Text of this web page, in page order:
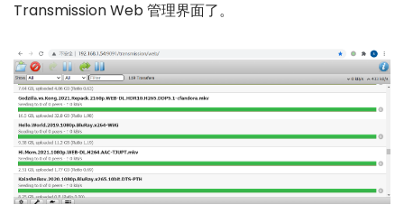
Transmission Web 管理界面了。